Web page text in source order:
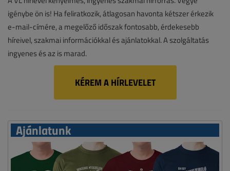
igénybe ön is! Ha feliratkozik, átlagosan havonta kétszer érkezik
e-mail-címére, a megelőző időszak fontosabb, érdekesebb
híreivel, szakmai információkkal és ajánlatokkal. A szolgáltatás
ingyenes és az is marad.
KÉREM A HÍRLEVELET
Ajánlatunk